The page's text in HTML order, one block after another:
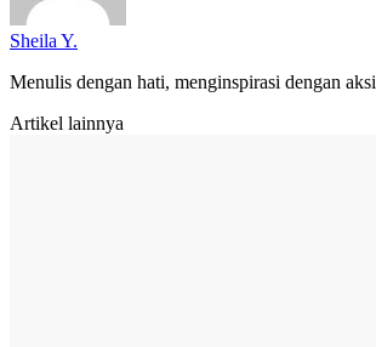
Sheila Y.
Menulis dengan hati, menginspirasi dengan aksi
Artikel lainnya